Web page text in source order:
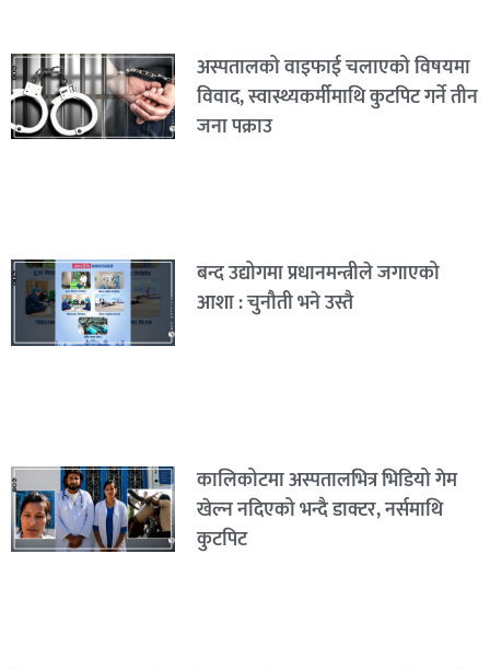
अस्पतालको वाइफाई चलाएको विषयमा
विवाद, स्वास्थ्यकर्मीमाथि कुटपिट गर्ने तीन
जना पक्राउ
बन्द उद्योगमा प्रधानमन्त्रीले जगाएको
आशा : चुनौती भने उस्तै
कालिकोटमा अस्पतालभित्र भिडियो गेम
खेल्न नदिएको भन्दै डाक्टर, नर्समाथि
कुटपिट